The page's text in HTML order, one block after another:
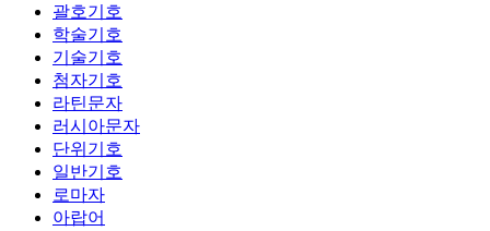
괄호기호
학술기호
기술기호
첨자기호
라틴문자
러시아문자
단위기호
일반기호
로마자
아랍어